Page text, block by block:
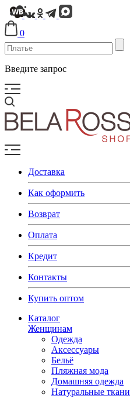
0
Введите запрос
Доставка
Как оформить
Возврат
Оплата
Кредит
Контакты
Купить оптом
Каталог
Женщинам
Одежда
Аксессуары
Бельё
Пляжная мода
Домашняя одежда
Натуральные ткани